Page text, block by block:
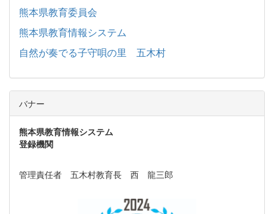
熊本県教育委員会
熊本県教育情報システム
自然が奏でる子守唄の里 五木村
バナー
熊本県教育情報システム
登録機関
管理責任者 五木村教育長 西 龍三郎